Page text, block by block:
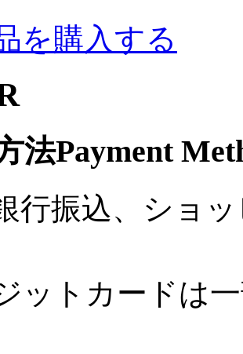
を購入する
法Payment
行振込、ショ
ットカードは